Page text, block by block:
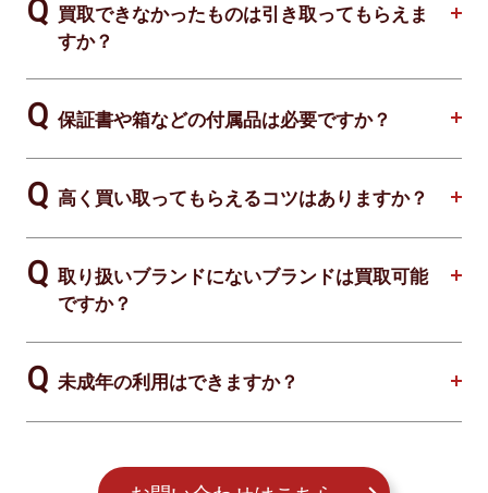
買取できなかったものは引き取ってもらえま
すか？
保証書や箱などの付属品は必要ですか？
高く買い取ってもらえるコツはありますか？
取り扱いブランドにないブランドは買取可能
ですか？
未成年の利用はできますか？